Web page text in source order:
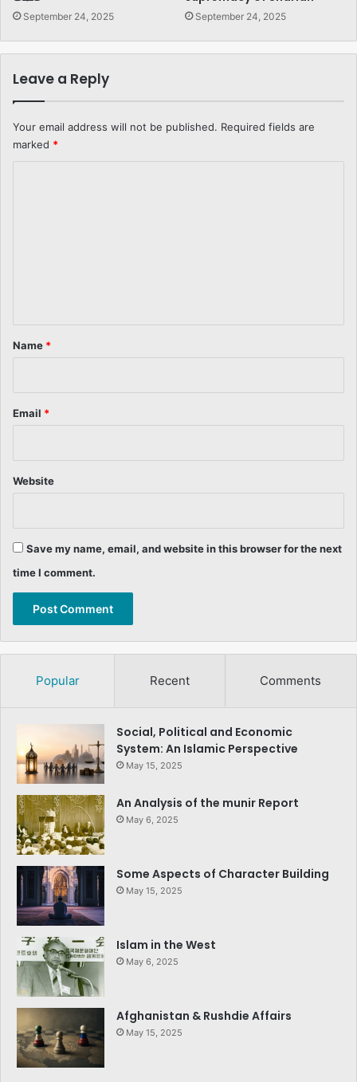
September 24, 2025 September 24, 2025
Leave a Reply
Your email address will not be published. Required fields are
marked *
*
Name *
Email *
Website
Save my name, email, and website in this browser for the next
time I comment.
Popular Recent Comments
Social, Political and Economic
System: An Islamic Perspective
May 15, 2025
An Analysis of the munir Report
May 6, 2025
Some Aspects of Character Building
May 15, 2025
Islam in the West
May 6, 2025
Afghanistan & Rushdie Affairs
May 15, 2025